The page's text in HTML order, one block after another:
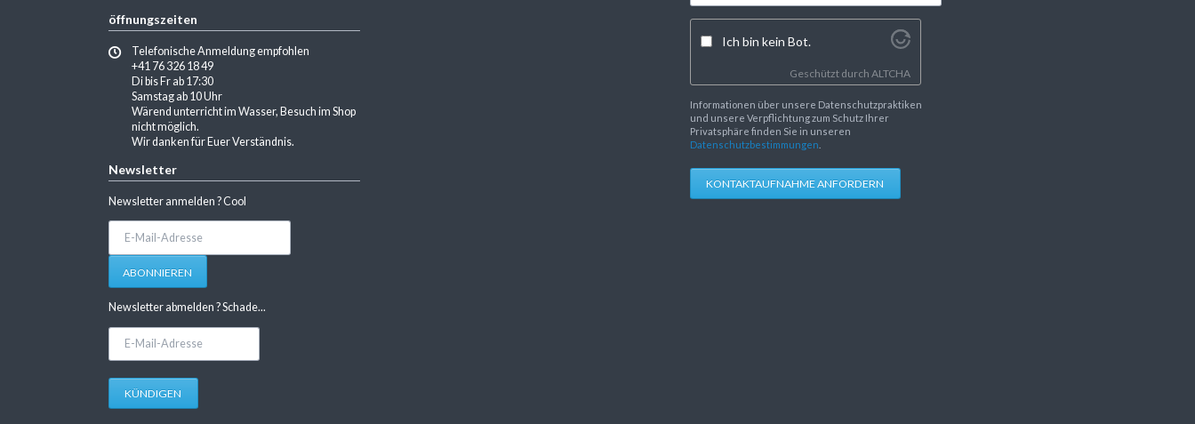
öffnungszeiten
Telefonische Anmeldung empfohlen
+41 76 326 18 49
Di bis Fr ab 17:30
Samstag ab 10 Uhr
Wärend unterricht im Wasser, Besuch im Shop
nicht möglich.
Wir danken für Euer Verständnis.
Newsletter
Newsletter anmelden ? Cool
Adresse
ABONNIEREN
Newsletter abmelden ? Schade...
KÜNDIGEN
Ich bin kein Bot.
Geschützt durch ALTCHA
Informationen über unsere Datenschutzpraktiken
und unsere Verpflichtung zum Schutz Ihrer
Privatsphäre finden Sie in unseren
Datenschutzbestimmungen
KONTAKTAUFNAHME ANFORDERN